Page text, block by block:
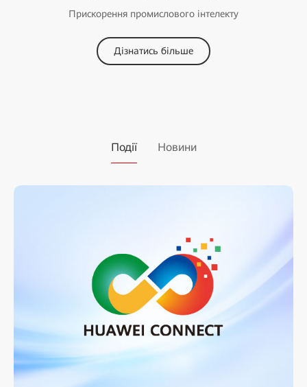
Прискорення промислового інтелекту
Дізнатись більше
Події Новини